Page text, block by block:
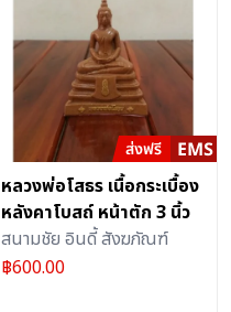
หลวงพ่อโสธร เนื้อกระเบื้อง
หลังคาโบสถ์ หน้าตัก 3 นิ้ว
สนามชัย อินดี้ สังฆภัณฑ์
฿600.00